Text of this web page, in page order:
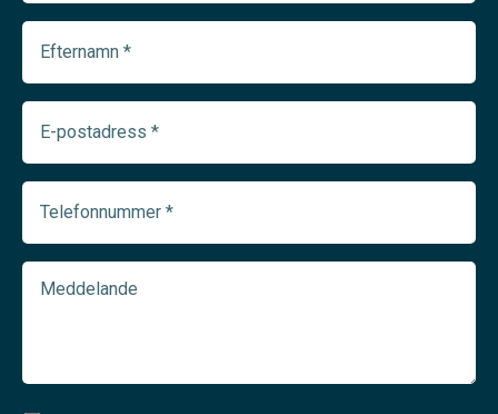
(Required)
postadress
(Required)
(Required)